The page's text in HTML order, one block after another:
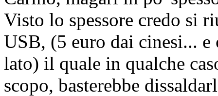
Visto lo spessore credo si
USB, (5 euro dai cinesi... e
lato) il quale in qualche
scopo, basterebbe